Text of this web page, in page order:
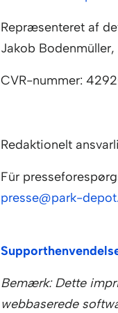
Repræsenteret af
Jakob
CVR-nummer:
Redaktionelt
Für
presse@park-
Bemærk: Dette
webbaserede